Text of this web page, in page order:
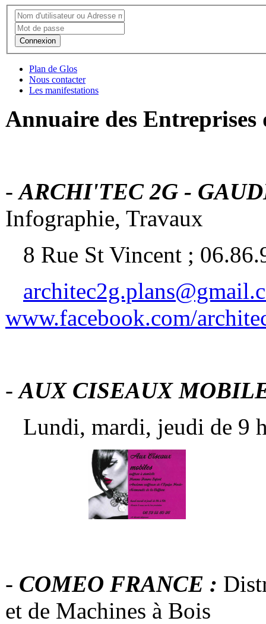
Connexion
Plan de Glos
Nous contacter
Les manifestations
Annuaire des Entreprises
- ARCHI'TEC 2G -
Infographie, Travaux
8 Rue St Vincent ;
www.facebook.com/
- AUX CISEAUX
Lundi, mardi, jeudi de 9
- COMEO FRANCE :
et de Machines à Bois